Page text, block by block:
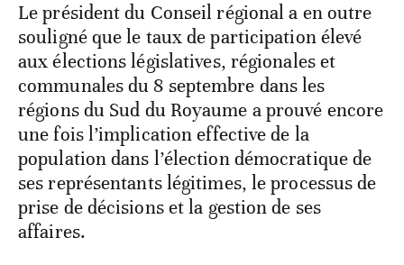
Le président du Conseil régional a en outre
souligné que le taux de participation élevé
aux élections législatives, régionales et
communales du 8 septembre dans les
régions du Sud du Royaume a prouvé encore
une fois l’implication effective de la
population dans l’élection démocratique de
ses représentants légitimes, le processus de
prise de décisions et la gestion de ses
affaires.